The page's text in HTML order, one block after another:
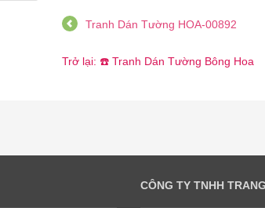
Tranh Dán Tường HOA-00892
Trở lại: ☎️ Tranh Dán Tường Bông Hoa
CÔNG TY TNHH